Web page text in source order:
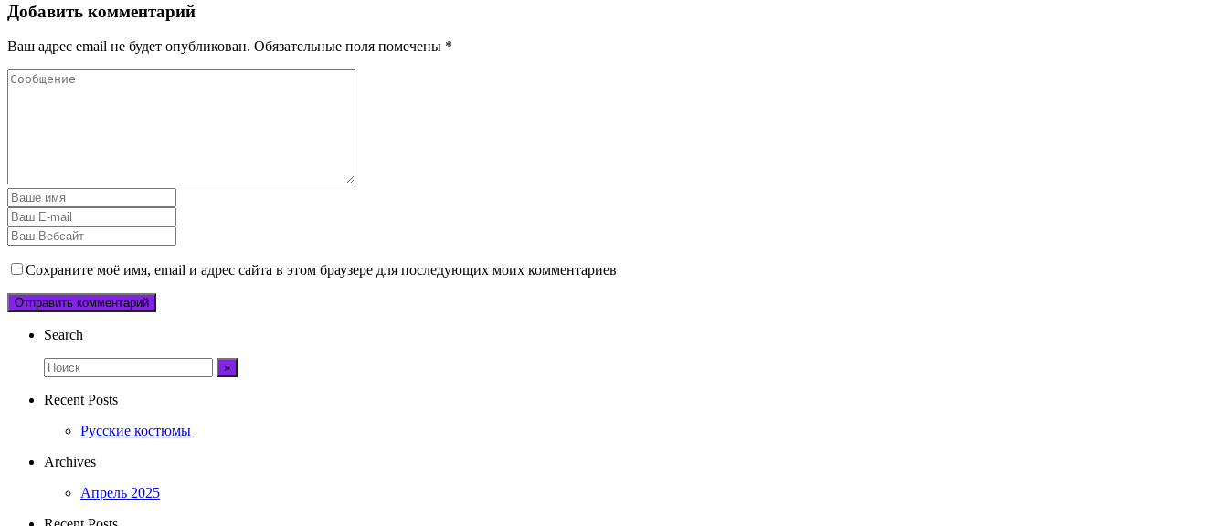
Добавить комментарий
Ваш адрес email не будет опубликован. Обязательные поля помечены *
Сохраните моё имя, email и адрес сайта в этом браузере для последующих моих комментариев
Search
Recent Posts
Русские костюмы
Archives
Апрель 2025